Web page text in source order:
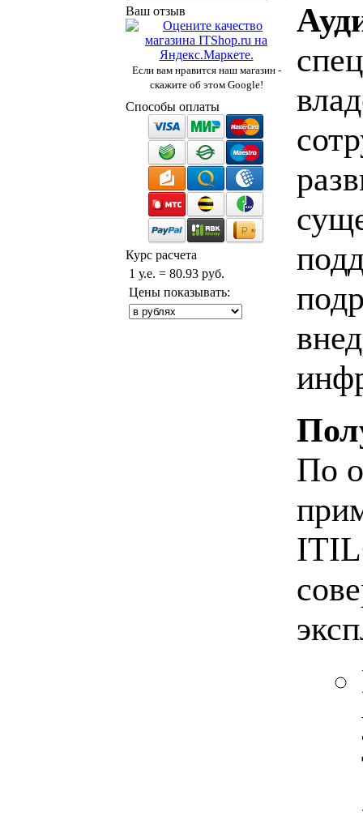
Ваш отзыв
Если вам нравится наш магазин -
скажите об этом Google!
Способы оплаты
Курс расчета
1 у.е. = 80.93 руб.
Цены показывать:
По